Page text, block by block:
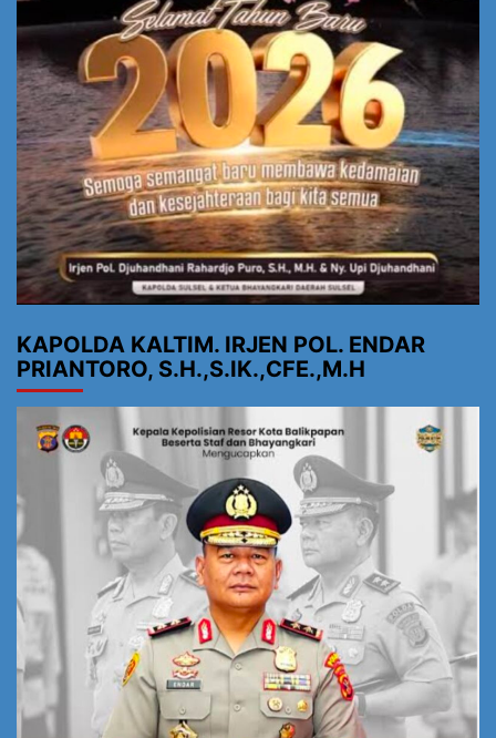
KAPOLDA KALTIM. IRJEN POL. ENDAR
PRIANTORO, S.H.,S.IK.,CFE.,M.H